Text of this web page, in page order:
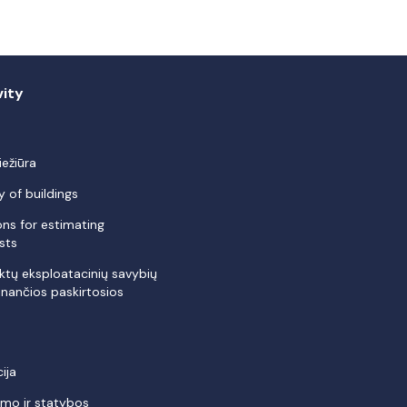
of buildings
for estimating
eksploatacinių savybių
paskirtosios
ir statybos